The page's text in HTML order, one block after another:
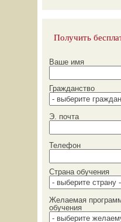
Получить
Ваше имя
Гражданство
Э. почта
Телефон
Страна обучения
Желаемая
обучения